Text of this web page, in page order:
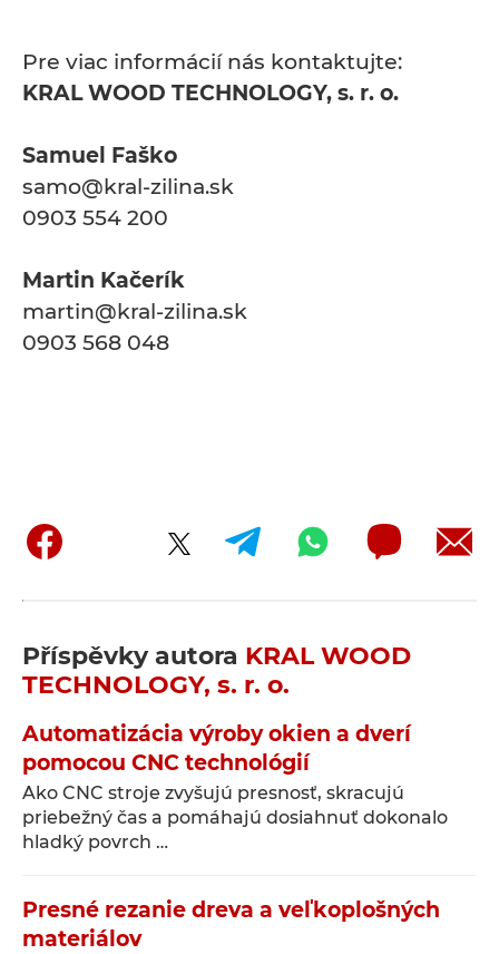
Pre viac informácií nás kontaktujte:
KRAL WOOD TECHNOLOGY, s. r. o.
Samuel Faško
samo@kral-zilina.sk
0903 554 200
Martin Kačerík
martin@kral-zilina.sk
0903 568 048
Příspěvky autora KRAL WOOD
TECHNOLOGY, s. r. o.
Automatizácia výroby okien a dverí
pomocou CNC technológií
Ako CNC stroje zvyšujú presnosť, skracujú
priebežný čas a pomáhajú dosiahnuť dokonalo
hladký povrch …
Presné rezanie dreva a veľkoplošných
materiálov